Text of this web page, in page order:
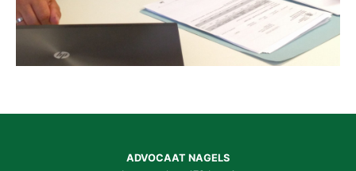
ADVOCAAT NAGELS